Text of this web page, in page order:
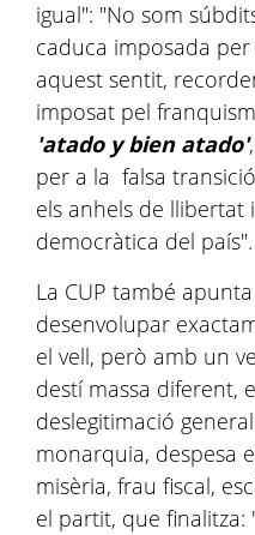
igual": "No som
caduca imposada per
aquest sentit,
imposat pel
'atado y bien atado'
per a la falsa
els anhels de llibertat
democràtica del país".
La CUP també
desenvolupar
el vell, però amb un
destí massa diferent,
deslegitimació
monarquia, despesa
misèria, frau fiscal,
el partit, que finalitza: